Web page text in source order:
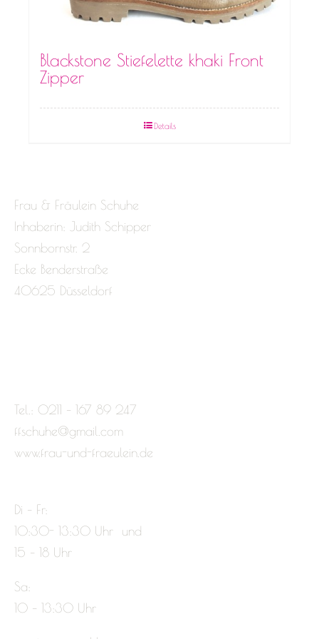
Blackstone Stiefelette khaki Front
Zipper
Details
Frau & Fräulein Schuhe
Inhaberin: Judith Schipper
Sonnbornstr. 2
Ecke Benderstraße
40625 Düsseldorf
Tel.: 0211 – 167 89 247
ffschuhe@gmail.com
www.frau-und-fraeulein.de
Di – Fr:
10:30- 13:30 Uhr und
15 – 18 Uhr
Sa:
10 – 13:30 Uhr